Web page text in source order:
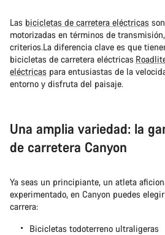
Las bicicletas de carretera eléctricas
motorizadas en términos de
criterios.La diferencia clave es que
bicicletas de carretera eléctricas
eléctricas para entusiastas de la
entorno y disfruta del paisaje.
Una amplia variedad: la
de carretera Canyon
Ya seas un principiante, un atleta
experimentado, en Canyon puedes
carrera:
Bicicletas todoterreno ultraligeras